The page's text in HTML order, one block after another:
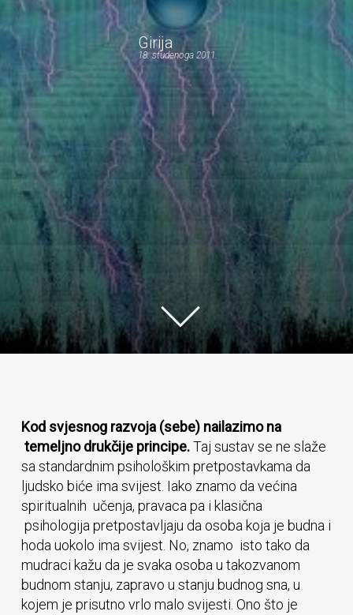
Girija
18. studenoga 2011.
Kod svjesnog razvoja (sebe) nailazimo na
temeljno drukčije principe.Taj sustav se ne slaže
sa standardnim psihološkim pretpostavkama da
ljudsko biće ima svijest. Iako znamo da većina
spiritualnih učenja, pravaca pa i klasična
psihologija pretpostavljaju da osoba koja je budna i
hoda uokolo ima svijest. No, znamo isto tako da
mudraci kažu da je svaka osoba u takozvanom
budnom stanju, zapravo u stanju budnog sna, u
kojem je prisutno vrlo malo svijesti. Ono što je